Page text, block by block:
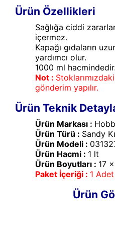
Ürün Özellikleri
Sağlığa ciddi
içermez.
Kapağı gıdaların
yardımcı olur.
1000 ml hacmindedir.
Not :
gönderim yapılır.
Ürün Teknik
Ürün Markası :
Ürün Türü : Sandy
Ürün Modeli :
Ürün Hacmi : 1 lt
Ürün Boyutları : 17
Paket İçeriği : 1
Ürün